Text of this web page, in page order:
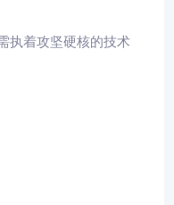
执着攻坚硬核的技术